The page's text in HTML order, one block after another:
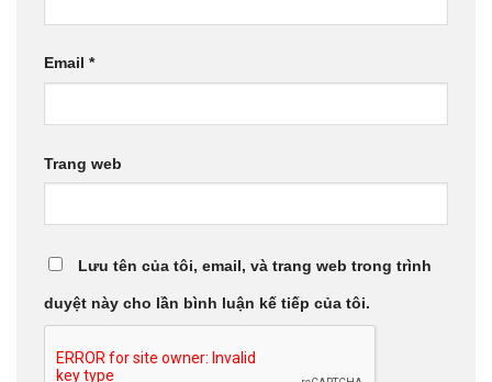
Email *
Trang web
Lưu tên của tôi, email, và trang web trong trình
duyệt này cho lần bình luận kế tiếp của tôi.